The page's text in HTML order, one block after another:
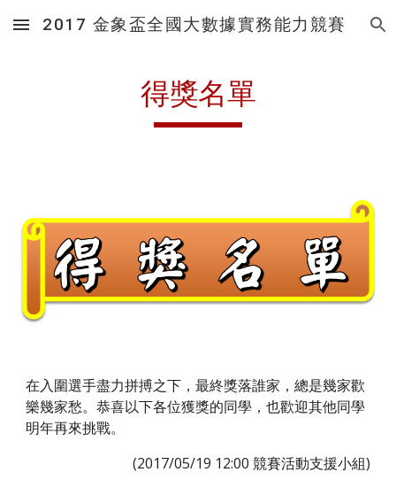
Skip to main content Skip to navigation
2017 金象盃全國大數據實務能力競賽
得獎名單
在入圍選手盡力拼搏之下，最終獎落誰家，總是幾家歡
樂幾家愁。恭喜以下各位獲獎的同學，也歡迎其他同學
明年再來挑戰。
(2017/05/19 12:00 競賽活動支援小組)